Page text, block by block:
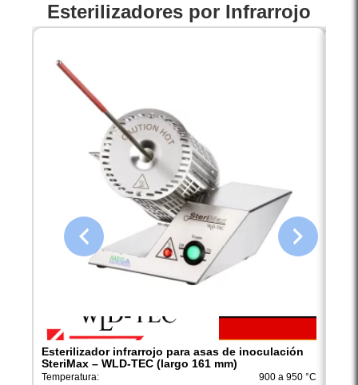
Esterilizadores por Infrarrojo
Esterilizador infrarrojo para asas de inoculación
SteriMax – WLD-TEC (largo 161 mm)
Temperatura:
900 a 950 °C